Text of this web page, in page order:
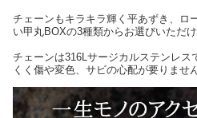
チェーンもキラキラ輝く平あずき、ロ
い甲丸BOXの3種類からお選びいただけ
チェーンは316Lサージカルステンレス
くく傷や変色、サビの心配が要りません